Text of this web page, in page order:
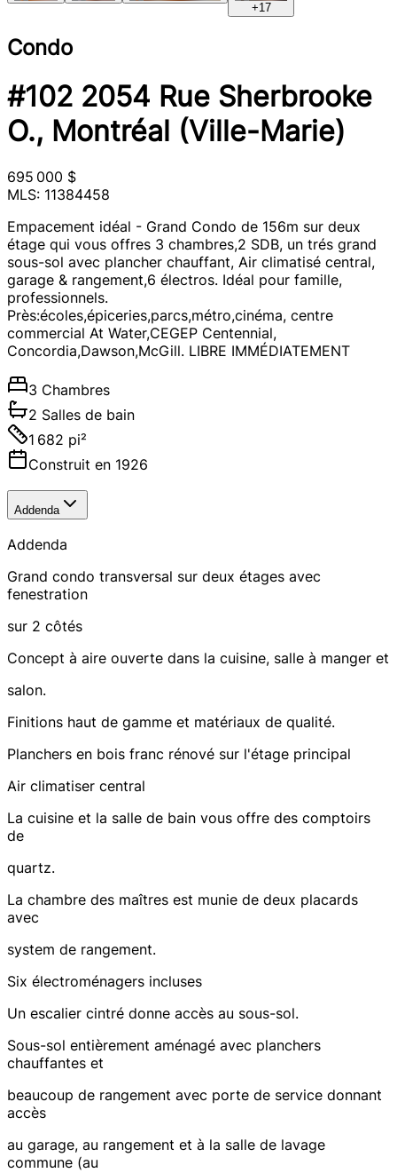
+17
Condo
#102 2054 Rue Sherbrooke
O., Montréal (Ville-Marie)
695 000 $
MLS: 11384458
Empacement idéal - Grand Condo de 156m sur deux
étage qui vous offres 3 chambres,2 SDB, un trés grand
sous-sol avec plancher chauffant, Air climatisé central,
garage & rangement,6 électros. Idéal pour famille,
professionnels.
Près:écoles,épiceries,parcs,métro,cinéma, centre
commercial At Water,CEGEP Centennial,
Concordia,Dawson,McGill. LIBRE IMMÉDIATEMENT
3 Chambres
2 Salles de bain
1 682 pi²
Construit en 1926
Addenda
Addenda
Grand condo transversal sur deux étages avec
fenestration
sur 2 côtés
Concept à aire ouverte dans la cuisine, salle à manger et
salon.
Finitions haut de gamme et matériaux de qualité.
Planchers en bois franc rénové sur l'étage principal
Air climatiser central
La cuisine et la salle de bain vous offre des comptoirs
de
quartz.
La chambre des maîtres est munie de deux placards
avec
system de rangement.
Six électroménagers incluses
Un escalier cintré donne accès au sous-sol.
Sous-sol entièrement aménagé avec planchers
chauffantes et
beaucoup de rangement avec porte de service donnant
accès
au garage, au rangement et à la salle de lavage
commune (au